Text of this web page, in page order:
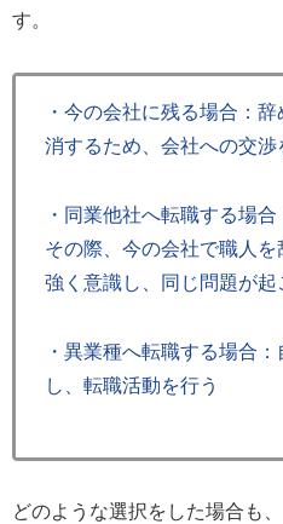
す。
・今の会社に残る場合：
消するため、会社への交渉
・同業他社へ転職する場
その際、今の会社で職人
強く意識し、同じ問題が
・異業種へ転職する場合
し、転職活動を行う
どのような選択をした場合も